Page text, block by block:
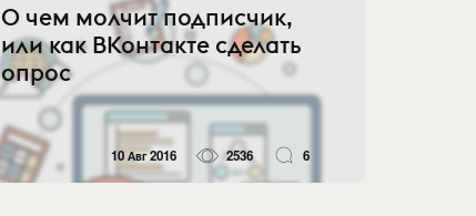
О чем молчит подписчик,
или как ВКонтакте сделать
опрос
10 Авг 2016 2536 6